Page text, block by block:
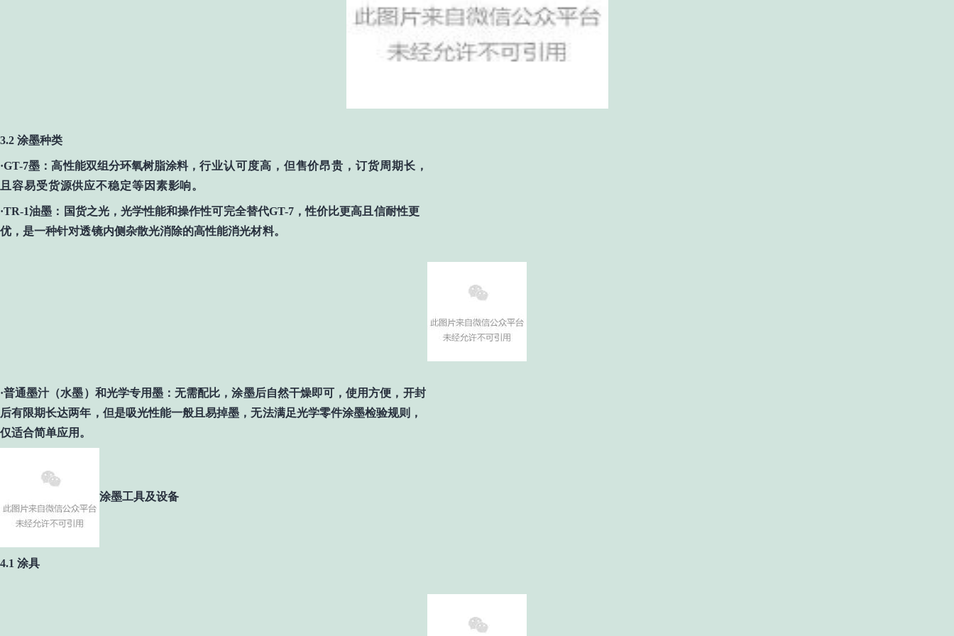
3.2 涂墨种类
·GT-7墨：高性能双组分环氧树脂涂料，行业认可度高，但售价昂贵，订货周期长，
且容易受货源供应不稳定等因素影响。
·TR-1油墨 ： 国货之光， 光学性能和操作性可完全替代GT-7，性价比更高且信耐性更
优，是一种针对透镜内侧杂散光消除的高性能消光材料。
·普通墨汁（水墨） 和光学专用墨 ：无需配比，涂墨后自然干燥即可，使用方便， 开封
后有限期长达两年，但是吸光性能一般且易掉墨，无法满足光学零件涂墨检验规则，
仅适合简单应用。
涂墨工具及设备
4.1 涂具